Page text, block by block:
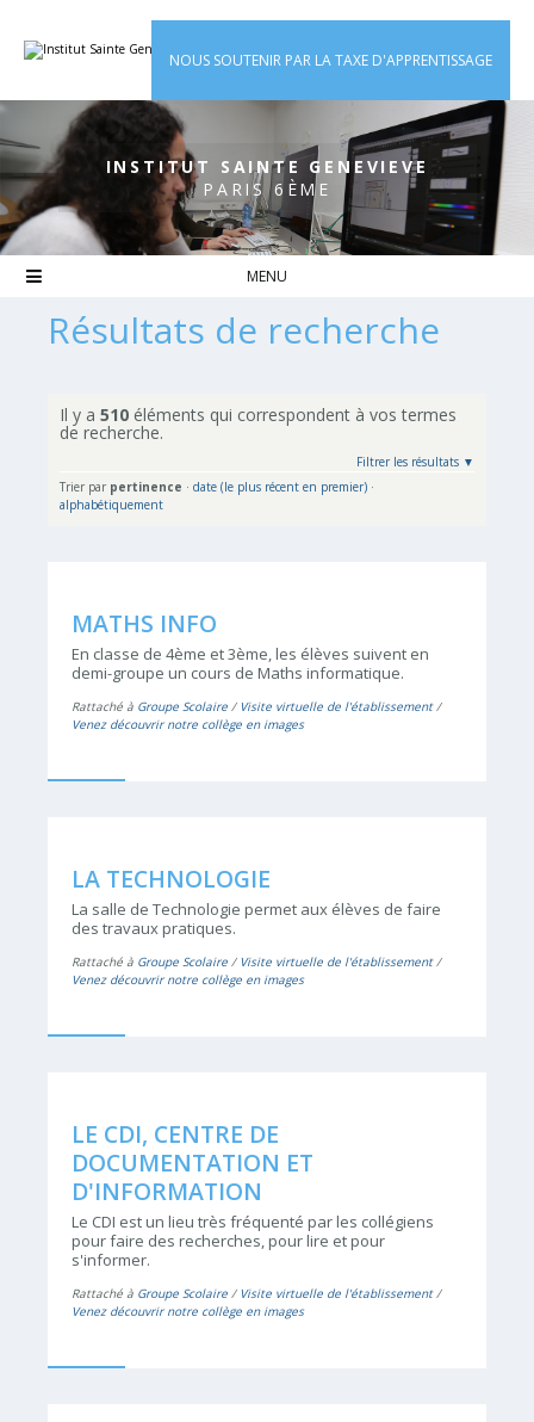
contenu.
la
INSTITUT SAINTE GENEVIEVE
PARIS 6ÈME
NOUS SOUTENIR PAR LA TAXE D'APPRENTISSAGE

Résultats de recherche
Il y a 510 éléments qui correspondent à vos termes
de recherche.
Filtrer les résultats
Trier par pertinence · date (le plus récent en premier) ·
alphabétiquement
MATHS INFO
En classe de 4ème et 3ème, les élèves suivent en
demi-groupe un cours de Maths informatique.
Rattaché à Groupe Scolaire / Visite virtuelle de l'établissement /
Venez découvrir notre collège en images
LA TECHNOLOGIE
La salle de Technologie permet aux élèves de faire
des travaux pratiques.
Rattaché à Groupe Scolaire / Visite virtuelle de l'établissement /
Venez découvrir notre collège en images
LE CDI, CENTRE DE
DOCUMENTATION ET
D'INFORMATION
Le CDI est un lieu très fréquenté par les collégiens
pour faire des recherches, pour lire et pour
s'informer.
Rattaché à Groupe Scolaire / Visite virtuelle de l'établissement /
Venez découvrir notre collège en images